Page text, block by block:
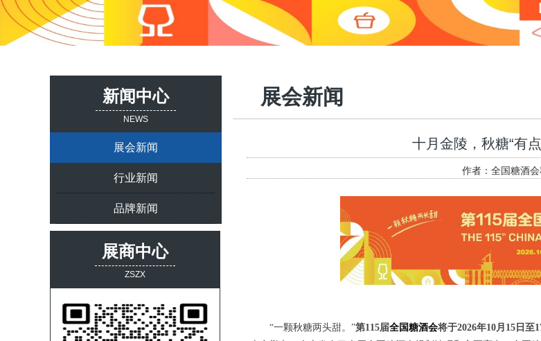
新闻中心
NEWS
展会新闻
行业新闻
品牌新闻
展商中心
ZSZX
展会新闻
十月金陵，秋糖“有
作者：全国糖酒
“一颗秋糖两头甜。”第115届全国糖酒会将于2026年10月15日至